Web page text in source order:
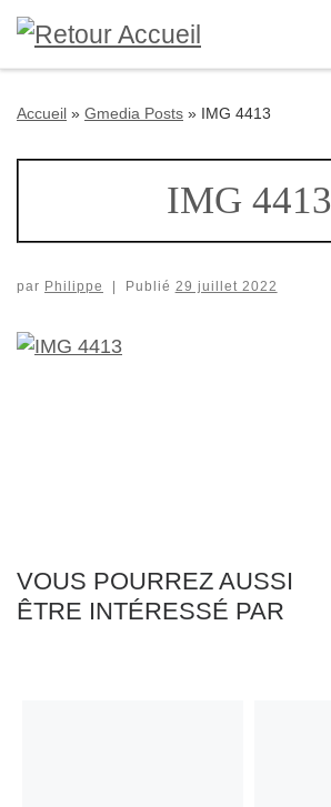
Passer au contenu
Accueil » Gmedia Posts » IMG 4413
IMG 4413
par Philippe Publié 29 juillet 2022
VOUS POURREZ AUSSI
ÊTRE INTÉRESSÉ PAR